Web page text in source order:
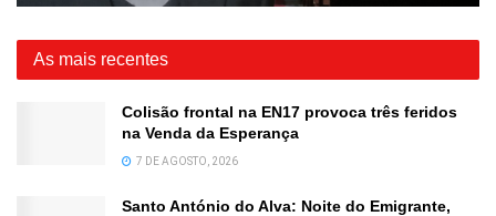
As mais recentes
Colisão frontal na EN17 provoca três feridos
na Venda da Esperança
7 DE AGOSTO, 2026
Santo António do Alva: Noite do Emigrante,